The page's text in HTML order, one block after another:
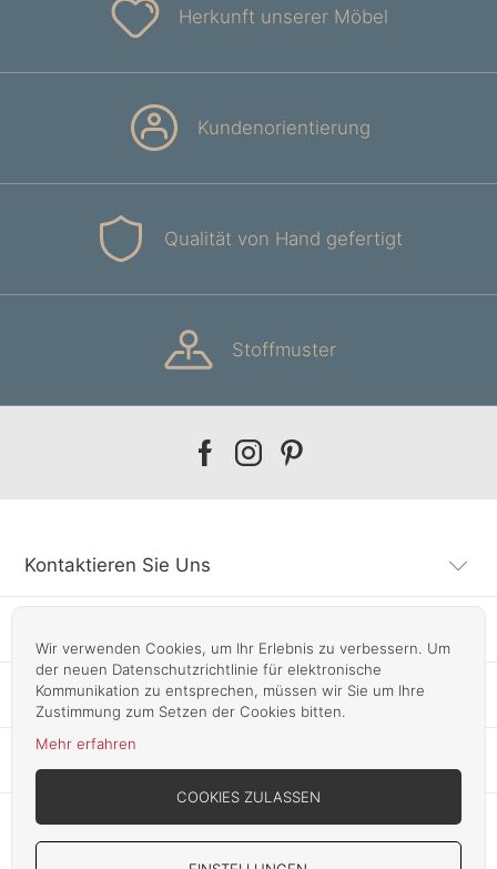
Wir verwenden Cookies, um Ihr Erlebnis zu verbessern. Um
der neuen Datenschutzrichtlinie für elektronische
Kommunikation zu entsprechen, müssen wir Sie um Ihre
Zustimmung zum Setzen der Cookies bitten.
Mehr erfahren
COOKIES ZULASSEN
Herkunft unserer Möbel
Kundenorientierung
Qualität von Hand gefertigt
Stoffmuster
Our
Our
Our
Kontaktieren Sie Uns
Infos